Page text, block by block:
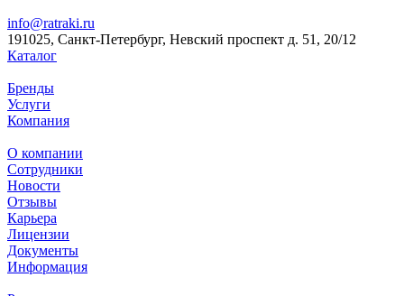
info@ratraki.ru
191025, Санкт-Петербург, Невский проспект д. 51, 20/12
Каталог
Бренды
Услуги
Компания
О компании
Сотрудники
Новости
Отзывы
Карьера
Лицензии
Документы
Информация